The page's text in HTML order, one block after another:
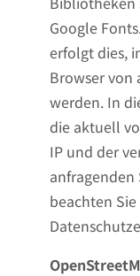
Google
erfolgt dies,
Browser von
werden. In
die aktuell
IP und der
beachten